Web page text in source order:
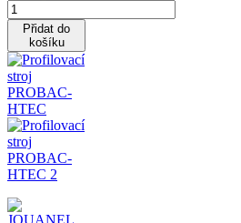
Přidat do
košíku